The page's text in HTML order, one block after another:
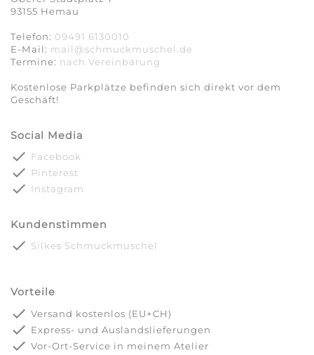
93155 Hemau
Telefon: 09491 6130010
E-Mail: mail@schmuckmuschel.de
Termine: nach Vereinbarung​​​​​​​
Kostenlose Parkplätze befinden sich direkt vor dem
Geschäft!
Social Media
done Facebook
done Pinterest
done Instagram
Kundenstimmen
done Silkes Schmuckmuschel
Vorteile
done Versand kostenlos (EU+CH)
done Express- und Auslandslieferungen
done Vor-Ort-Service in meinem Atelier